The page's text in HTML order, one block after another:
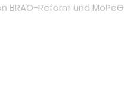
BRAO-Reform und MoPeG